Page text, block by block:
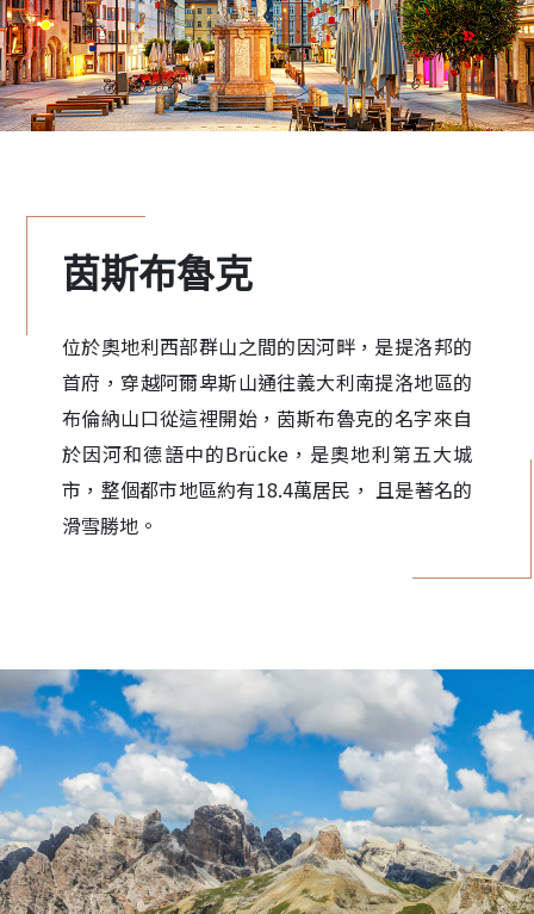
茵斯布魯克
位於奧地利西部群山之間的因河畔，是提洛邦的
首府，穿越阿爾卑斯山通往義大利南提洛地區的
布倫納山口從這裡開始，茵斯布魯克的名字來自
於因河和德語中的Brücke，是奧地利第五大城
市，整個都市地區約有18.4萬居民， 且是著名的
滑雪勝地。